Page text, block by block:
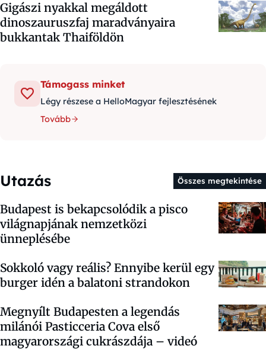
Gigászi nyakkal megáldott
dinoszauruszfaj maradványaira
bukkantak Thaiföldön
Támogass minket
Légy részese a HelloMagyar fejlesztésének
Tovább
Utazás Összes megtekintése
Budapest is bekapcsolódik a pisco
világnapjának nemzetközi
ünneplésébe
Sokkoló vagy reális? Ennyibe kerül egy
burger idén a balatoni strandokon
Megnyílt Budapesten a legendás
milánói Pasticceria Cova első
magyarországi cukrászdája – videó